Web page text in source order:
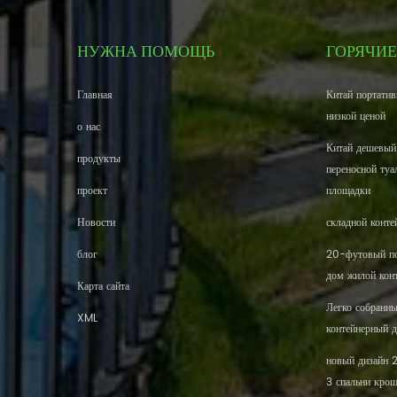
НУЖНА ПОМОЩЬ
Главная
о нас
продукты
проект
Новости
блог
Карта сайта
XML
Китай
низкой ценой
Китай
переносной
площадки
складной
20-футовый
дом жилой
Легко
контейнерный
новый дизайн
3 спальни